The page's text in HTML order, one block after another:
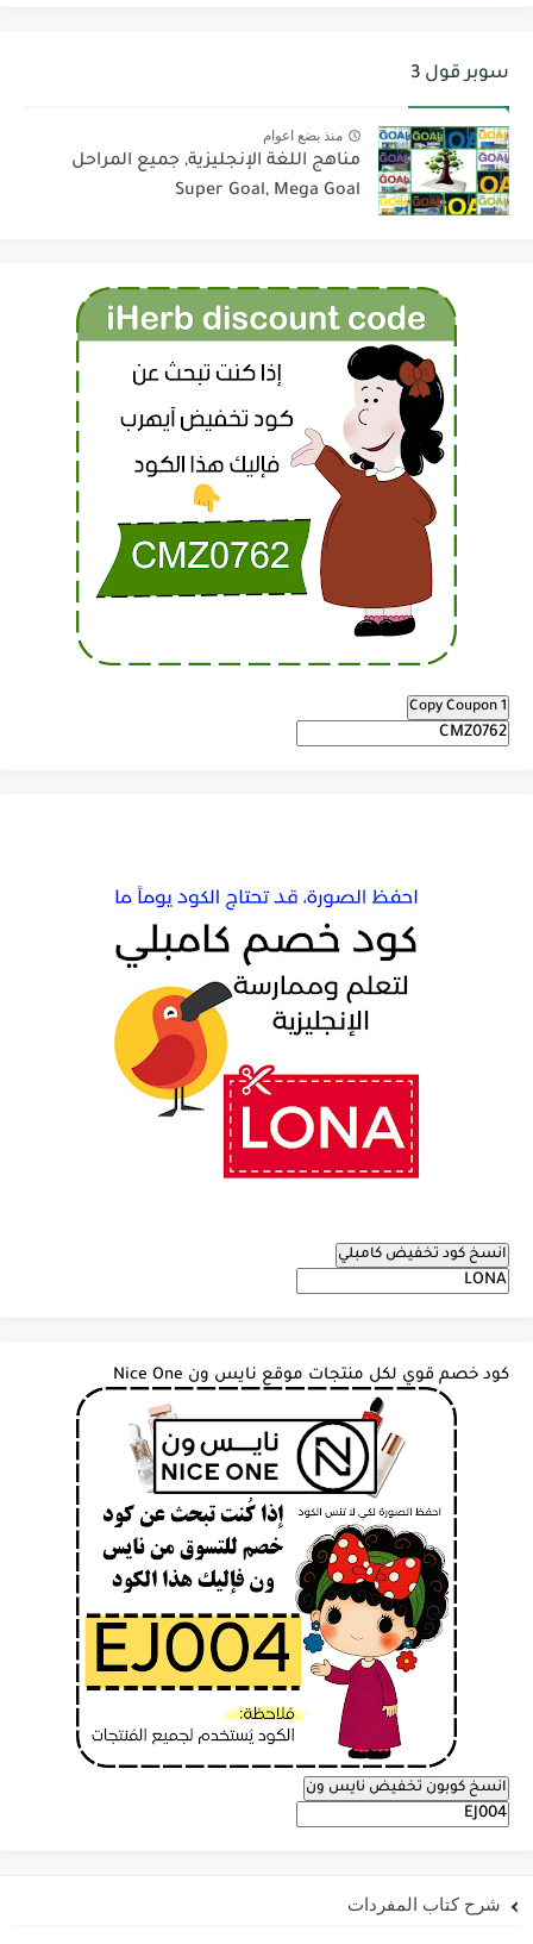
سوبر قول 3
منذ بضع اعوام
مناهج اللغة الإنجليزية, جميع المراحل
Super Goal, Mega Goal
Copy Coupon 1
انسخ كود تخفيض كامبلي
كود خصم قوي لكل منتجات موقع نايس ون Nice One
انسخ كوبون تخفيض نايس ون
شرح كتاب المفردات